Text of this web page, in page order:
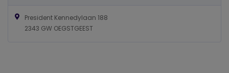
President Kennedylaan 188
2343 GW OEGSTGEEST